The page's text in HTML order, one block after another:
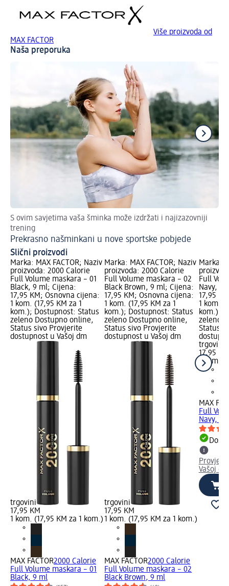
Više proizvoda od
MAX FACTOR
Naša preporuka
S ovim savjetima vaša šminka može izdržati i najizazovniji
trening
Prekrasno našminkani u nove sportske pobjede
Slični proizvodi
Marka: MAX FACTOR; Naziv
proizvoda: 2000 Calorie
Full Volume maskara – 01
Black, 9 ml; Cijena:
17,95 KM; Osnovna cijena:
1 kom. (17,95 KM za 1
kom.); Dostupnost: Status
zeleno Dostupno online,
Status sivo Provjerite
dostupnost u Vašoj dm
trgovini
17,95 KM
1 kom. (17,95 KM za 1 kom.)
MAX FACTOR2000 Calorie
Full Volume maskara – 01
Black, 9 ml
Marka: MAX FACTOR; Naziv
proizvoda: 2000 Calorie
Full Volume maskara – 02
Black Brown, 9 ml; Cijena:
17,95 KM; Osnovna cijena:
1 kom. (17,95 KM za 1
kom.); Dostupnost: Status
zeleno Dostupno online,
Status sivo Provjerite
dostupnost u Vašoj dm
trgovini
17,95 KM
1 kom. (17,95 KM za 1 kom.)
MAX FACTOR2000 Calorie
Full Volume maskara – 02
Black Brown, 9 ml
Marka:
Full
Navy, 9
17,95
1 kom.
kom.);
zeleno
Status
trgovini
17,95 KM
1 kom.
MAX
Full
Navy, 9
Vašoj